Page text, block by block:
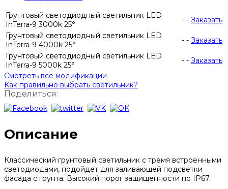
Грунтовый светодиодный светильник LED
InTerra-9 3000k 25°
- - Заказать
Грунтовый светодиодный светильник LED
InTerra-9 4000k 25°
- - Заказать
Грунтовый светодиодный светильник LED
InTerra-9 5000k 25°
- - Заказать
Смотреть все модификации
Как правильно выбрать светильник?
Поделиться:
Описание
Классический грунтовый светильник с тремя встроенными
светодиодами, подойдет для заливающей подсветки
фасада с грунта. Высокий порог защищенности по IP67.